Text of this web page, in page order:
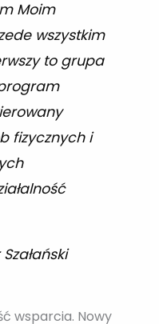
Moim
wszystkim
to grupa
fizycznych i
wsparcia. Nowy